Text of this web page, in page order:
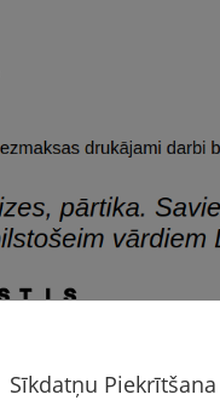
Sīkdatņu Piekrītšana